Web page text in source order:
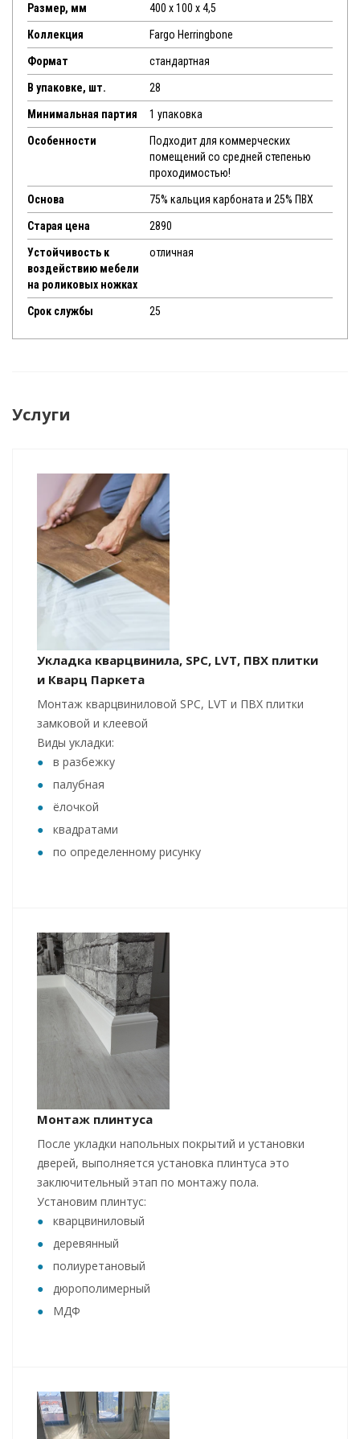
Размер, мм 400 x 100 x 4,5
Коллекция Fargo Herringbone
Формат стандартная
В упаковке, шт. 28
Минимальная партия 1 упаковка
Особенности
Подходит для коммерческих
помещений со средней степенью
проходимостью!
Основа 75% кальция карбоната и 25% ПВХ
Старая цена 2890
Устойчивость к
воздействию мебели
на роликовых ножках
отличная
Срок службы 25
Услуги
Укладка кварцвинила, SPC, LVT, ПВХ плитки
и Кварц Паркета
Монтаж кварцвиниловой SPC, LVT и ПВХ плитки
замковой и клеевой
Виды укладки:
в разбежку
палубная
ёлочкой
квадратами
по определенному рисунку
Монтаж плинтуса
После укладки напольных покрытий и установки
дверей, выполняется установка плинтуса это
заключительный этап по монтажу пола.
Установим плинтус:
кварцвиниловый
деревянный
полиуретановый
дюрополимерный
МДФ